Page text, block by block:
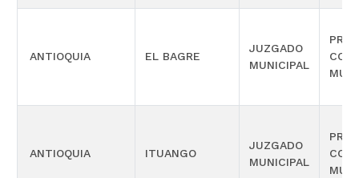
ANTIOQUIA EL BAGRE
JUZGADO
MUNICIPAL
ANTIOQUIA ITUANGO
JUZGADO
MUNICIPAL